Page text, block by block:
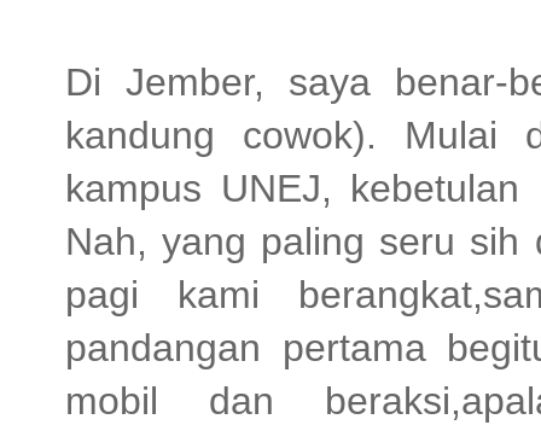
Di Jember, saya benar-
kandung cowok). Mulai
kampus UNEJ,
Nah, yang paling seru sih
pagi kami
pandangan pertama
mobil dan